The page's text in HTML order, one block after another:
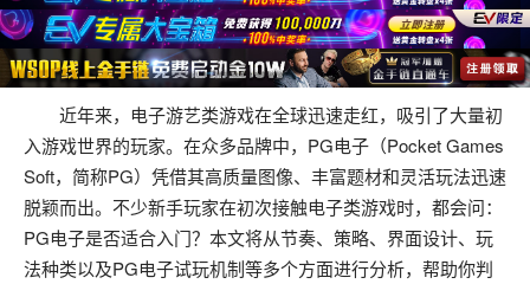
近年来，电子游艺类游戏在全球迅速走红，吸引了大量初
入游戏世界的玩家。在众多品牌中，PG电子（Pocket Games
Soft，简称PG）凭借其高质量图像、丰富题材和灵活玩法迅速
脱颖而出。不少新手玩家在初次接触电子类游戏时，都会问：
PG电子是否适合入门？本文将从节奏、策略、界面设计、玩
法种类以及PG电子试玩机制等多个方面进行分析，帮助你判